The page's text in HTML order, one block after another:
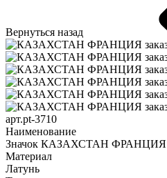
Вернуться назад
арт.pt-3710
Наименование
Значок КАЗАХСТАН ФРАНЦИЯ
Материал
Латунь